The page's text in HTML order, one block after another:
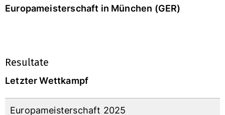
Europameisterschaft in München (GER)
Resultate
Letzter Wettkampf
Europameisterschaft 2025